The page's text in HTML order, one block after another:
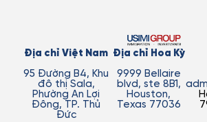
Địa chỉ Việt Nam
95 Đường B4, Khu
đô thị Sala,
Phường An Lợi
Đông, TP. Thủ
Đức
Địa chỉ Hoa Kỳ
9999 Bellaire
blvd, ste 8B1,
Houston,
Texas 77036